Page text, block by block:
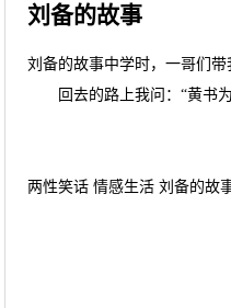
刘备的故事
刘备的故事中学时，一哥们
回去的路上我问：“黄书为
两性笑话 情感生活 刘备的故